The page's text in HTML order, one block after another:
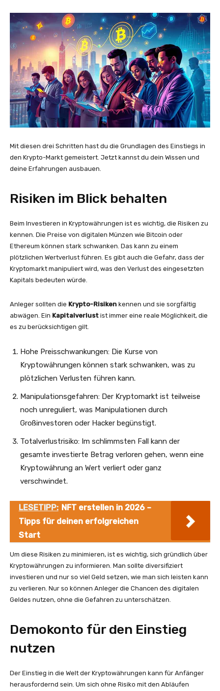
Mit diesen drei Schritten hast du die Grundlagen des Einstiegs in
den Krypto-Markt gemeistert. Jetzt kannst du dein Wissen und
deine Erfahrungen ausbauen.
Risiken im Blick behalten
Beim Investieren in Kryptowährungen ist es wichtig, die Risiken zu
kennen. Die Preise von digitalen Münzen wie Bitcoin oder
Ethereum können stark schwanken. Das kann zu einem
plötzlichen Wertverlust führen. Es gibt auch die Gefahr, dass der
Kryptomarkt manipuliert wird, was den Verlust des eingesetzten
Kapitals bedeuten würde.
Anleger sollten die Krypto-Risiken kennen und sie sorgfältig
abwägen. Ein Kapitalverlust ist immer eine reale Möglichkeit, die
es zu berücksichtigen gilt.
Hohe Preisschwankungen: Die Kurse von
Kryptowährungen können stark schwanken, was zu
plötzlichen Verlusten führen kann.
Manipulationsgefahren: Der Kryptomarkt ist teilweise
noch unreguliert, was Manipulationen durch
Großinvestoren oder Hacker begünstigt.
Totalverlustrisiko: Im schlimmsten Fall kann der
gesamte investierte Betrag verloren gehen, wenn eine
Kryptowährung an Wert verliert oder ganz
verschwindet.
LESETIPP: NFT erstellen in 2026 –
Tipps für deinen erfolgreichen
Start
Um diese Risiken zu minimieren, ist es wichtig, sich gründlich über
Kryptowährungen zu informieren. Man sollte diversifiziert
investieren und nur so viel Geld setzen, wie man sich leisten kann
zu verlieren. Nur so können Anleger die Chancen des digitalen
Geldes nutzen, ohne die Gefahren zu unterschätzen.
Demokonto für den Einstieg
nutzen
Der Einstieg in die Welt der Kryptowährungen kann für Anfänger
herausfordernd sein. Um sich ohne Risiko mit den Abläufen